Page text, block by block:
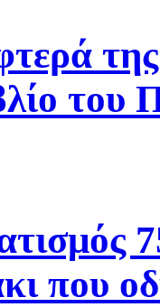
του
που